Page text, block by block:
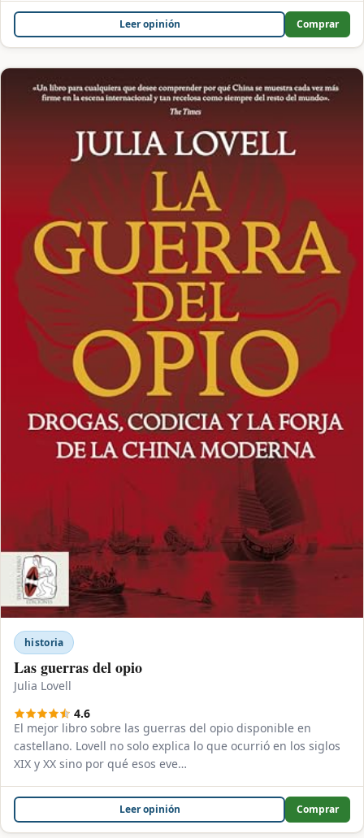
Leer opinión Comprar
historia
Las guerras del opio
Julia Lovell
4.6
El mejor libro sobre las guerras del opio disponible en
castellano. Lovell no solo explica lo que ocurrió en los siglos
XIX y XX sino por qué esos eve…
Leer opinión Comprar